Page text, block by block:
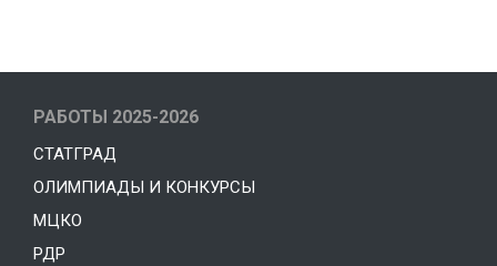
Work
РАБОТЫ 2025-2026
СТАТГРАД
ОЛИМПИАДЫ И КОНКУРСЫ
МЦКО
РДР